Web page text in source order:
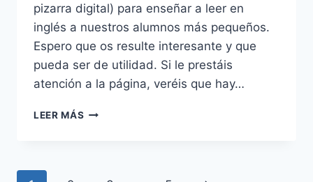
pizarra digital) para enseñar a leer en
inglés a nuestros alumnos más pequeños.
Espero que os resulte interesante y que
pueda ser de utilidad. Si le prestáis
atención a la página, veréis que hay…
LEER MÁS RECURSOS